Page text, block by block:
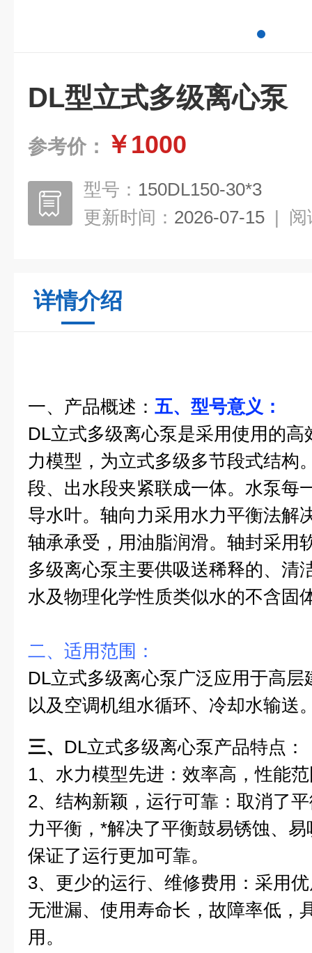
DL型立式多级离心泵
参考价： ￥1000
型号： 150DL150-30*3
更新时间： 2026-07-15 | 阅
详情介绍
一、产品概述： 五、型号意义：
DL立式多级离心泵是采用使用的高
力模型，为立式多级多节段式结构
段、出水段夹紧联成一体。水泵每
导水叶。轴向力采用水力平衡法解
轴承承受，用油脂润滑。轴封采用
多级离心泵主要供吸送稀释的、清
水及物理化学性质类似水的不含固
二、适用范围：
DL立式多级离心泵广泛应用于高层
以及空调机组水循环、冷却水输送
三、 DL立式多级离心泵产品特点：
1、水力模型先进：效率高，性能
2、结构新颖，运行可靠：取消了
力平衡，*解决了平衡鼓易锈蚀、
保证了运行更加可靠。
3、更少的运行、维修费用：采用
无泄漏、使用寿命长，故障率低，
用。